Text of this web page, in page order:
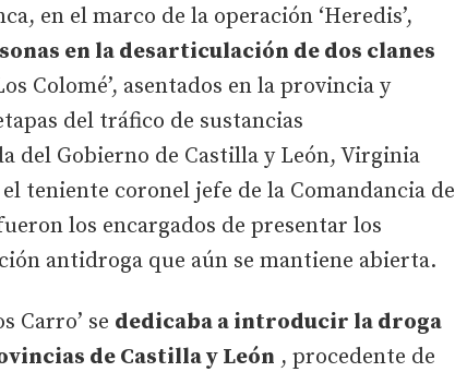
en el marco de la operación ‘Heredis’,
en la desarticulación de dos clanes
Colomé’, asentados en la provincia y
del tráfico de sustancias
del Gobierno de Castilla y León, Virginia
teniente coronel jefe de la Comandancia de
los encargados de presentar los
antidroga que aún se mantiene abierta.
Carro’ se dedicaba a introducir la droga
de Castilla y León , procedente de